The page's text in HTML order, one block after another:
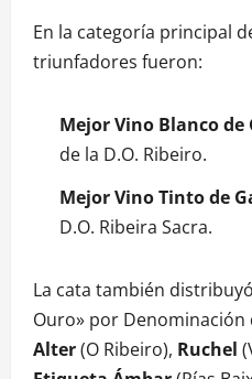
En la categoría principal
triunfadores fueron:
Mejor Vino Blanco de
de la D.O. Ribeiro.
Mejor Vino Tinto de
D.O. Ribeira Sacra.
La cata también
Ouro» por Denominación
Alter(O Ribeiro), Ruchel